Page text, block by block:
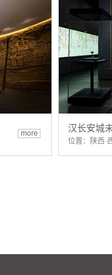
more 汉长安城
位置：陕西·